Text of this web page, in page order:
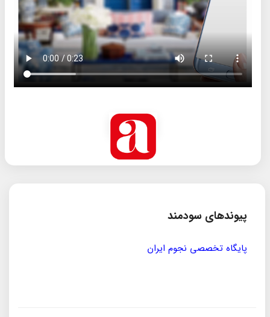
پیوندهای سودمند
پایگاه تخصصی نجوم ایران